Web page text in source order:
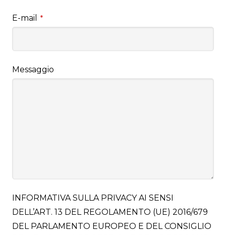
E-mail *
Messaggio
INFORMATIVA SULLA PRIVACY AI SENSI
DELL’ART. 13 DEL REGOLAMENTO (UE) 2016/679
DEL PARLAMENTO EUROPEO E DEL CONSIGLIO